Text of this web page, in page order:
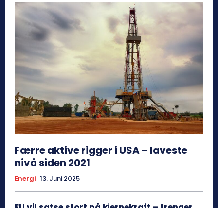
Færre aktive rigger i USA – laveste
nivå siden 2021
Energi 13. Juni 2025